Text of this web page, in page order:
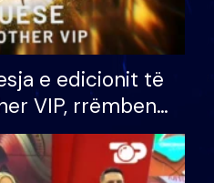
e edicionit të
VIP, rrëmben
100 mijë eurosh